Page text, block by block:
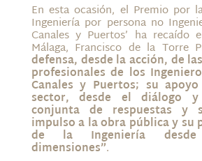
En esta ocasión, el Premio por
Ingeniería por persona no
Canales y Puertos’ ha recaído
Málaga, Francisco de la Torre
defensa, desde la acción, de
profesionales de los
Canales y Puertos; su
sector, desde el diálogo
conjunta de respuestas y
impulso a la obra pública y su
de la Ingeniería
dimensiones”.